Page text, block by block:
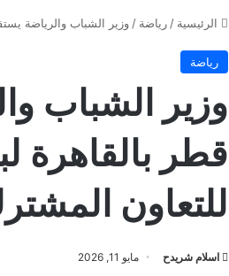
الرئيسية / رياضة / وزير الشباب والرياضة
رياضة
وزير الشباب
قطر بالقاهرة
للتعاون
اسلام شريدح مايو 11, 2026